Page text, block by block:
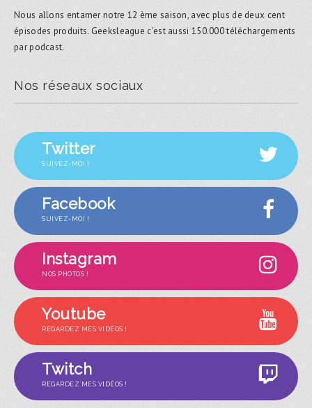
Nous allons entamer notre 12 ème saison, avec plus de deux cent
épisodes produits. Geeksleague c’est aussi 150.000 téléchargements
par podcast.
Nos réseaux sociaux
Twitter
SUIVEZ-MOI !
Facebook
SUIVEZ-MOI !
Instagram
NOS PHOTOS !
Youtube
REGARDEZ MES VIDÉOS !
Twitch
REGARDEZ MES VIDÉOS !